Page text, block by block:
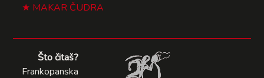
MAKAR ČUDRA
Što čitaš?
Frankopanska